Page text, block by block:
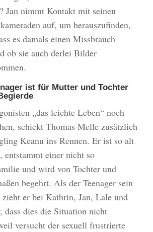
Jan nimmt Kontakt mit seinen
auf, um herauszufinden,
es damals einen Missbrauch
ob sie auch derlei Bilder
ist für Mutter und Tochter
„das leichte Leben“ noch
schickt Thomas Melle zusätzlich
Keanu ins Rennen. Er ist so alt
entstammt einer nicht so
und wird von Tochter und
begehrt. Als der Teenager sein
er bei Kathrin, Jan, Lale und
dass dies die Situation nicht
versucht der sexuell frustrierte